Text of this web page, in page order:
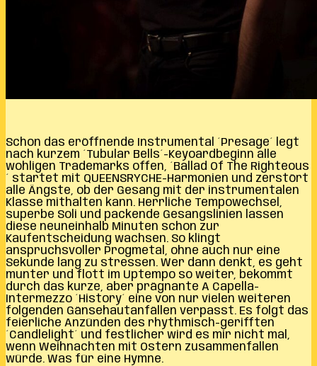
Schon das eröffnende Instrumental ´Presage´ legt
nach kurzem ´Tubular Bells´-Keyoardbeginn alle
wohligen Trademarks offen, ´Ballad Of The Righteous
´ startet mit QUEENSRYCHE-Harmonien und zerstört
alle Ängste, ob der Gesang mit der instrumentalen
Klasse mithalten kann. Herrliche Tempowechsel,
superbe Soli und packende Gesangslinien lassen
diese neuneinhalb Minuten schon zur
Kaufentscheidung wachsen. So klingt
anspruchsvoller Progmetal, ohne auch nur eine
Sekunde lang zu stressen. Wer dann denkt, es geht
munter und flott im Uptempo so weiter, bekommt
durch das kurze, aber prägnante A Capella-
Intermezzo ´History´ eine von nur vielen weiteren
folgenden Gänsehautanfällen verpasst. Es folgt das
feierliche Anzünden des rhythmisch-gerifften
´Candlelight´ und festlicher wird es mir nicht mal,
wenn Weihnachten mit Ostern zusammenfallen
würde. Was für eine Hymne.